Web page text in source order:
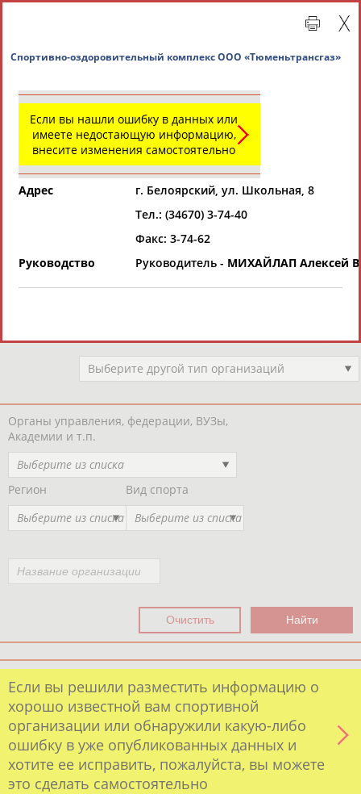
Главная » Региональные спортивные организации
СВОДНЫЕ ИНДЕКСЫ
ТАБЛО АКТИВНОСТИ
РЕСУРСНАЯ ПЛОЩАДКА
Региональные спортивные организации
Выберите другой тип организаций
Органы управления, федерации, ВУЗы,
Академии и т.п.
Выберите из списка
Регион
Выберите из списка
Вид спорта
Выберите из списка
Если вы решили разместить информацию о
хорошо известной вам спортивной
организации или обнаружили какую-либо
ошибку в уже опубликованных данных и
хотите ее исправить, пожалуйста, вы можете
это сделать самостоятельно
Если вы нашли ошибку в данных или
имеете недостающую информацию,
внесите изменения самостоятельно
Адрес
г. Белоярский, ул. Школьная, 8
Тел.: (34670) 3-74-40
Факс: 3-74-62
Руководство
Руководитель - МИХАЙЛАП Алексей